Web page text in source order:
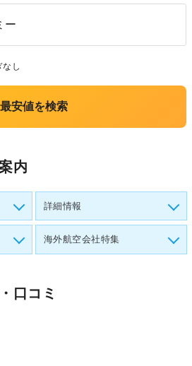
ー
し
最安値を検索
内
詳細情報
海外航空会社特集
口コミ